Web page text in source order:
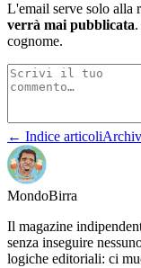
L'email serve solo alla
verrà mai pubblicata
cognome.
← Indice articoli
MondoBirra
Il magazine
senza inseguire
logiche editoriali: ci